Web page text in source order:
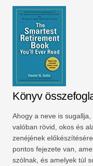
Könyv
Ahogy a neve is
valóban rövid, okos és
zenéjének
pontos fejezete van,
szólnak, és amelyek túl